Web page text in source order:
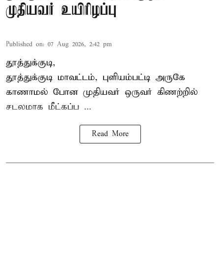
முதியவர் உயிரிழப்பு
Published on: 07 Aug 2026, 2:42 pm
தூத்துக்குடி,
தூத்துக்குடி மாவட்டம், புளியம்பட்டி அருகே
காணாமல் போன முதியவர் ஒருவர் கிணற்றில்
சடலமாக மீட்கப்ப ...
Read More